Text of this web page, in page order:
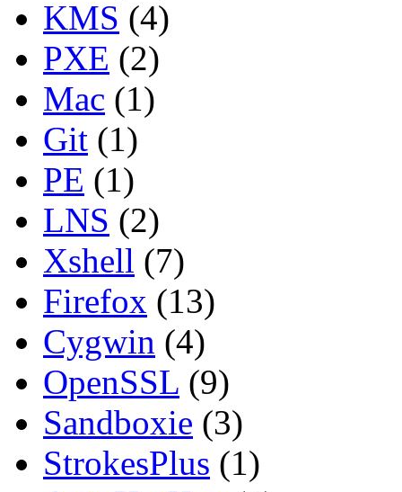
KMS (4)
PXE (2)
Mac (1)
Git (1)
PE (1)
LNS (2)
Xshell (7)
Firefox (13)
Cygwin (4)
OpenSSL (9)
Sandboxie (3)
StrokesPlus (1)